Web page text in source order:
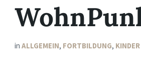
inALLGEMEIN, FORTBILDUNG, KINDER